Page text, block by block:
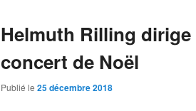
Helmuth Rilling
concert de Noël
Publié le 25 décembre 2018